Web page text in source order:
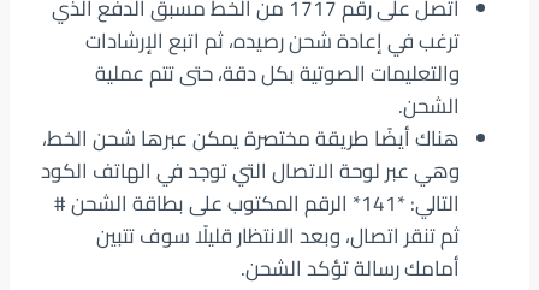
اتصل على رقم 1717 من الخط مسبق الدفع الذي
ترغب في إعادة شحن رصيده، ثم اتبع الإرشادات
والتعليمات الصوتية بكل دقة، حتى تتم عملية
الشحن.
هناك أيضًا طريقة مختصرة يمكن عبرها شحن الخط،
وهي عبر لوحة الاتصال التي توجد في الهاتف الكود
التالي: *141* الرقم المكتوب على بطاقة الشحن #
ثم تنقر اتصال، وبعد الانتظار قليلًا سوف تتبين
أمامك رسالة تؤكد الشحن.